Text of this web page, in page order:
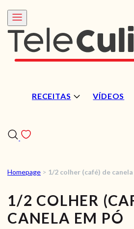
RECEITAS VÍDEOS
RECEITAS
Homepage > 1/2 colher (café) de canela
1/2 COLHER
CANELA EM PÓ